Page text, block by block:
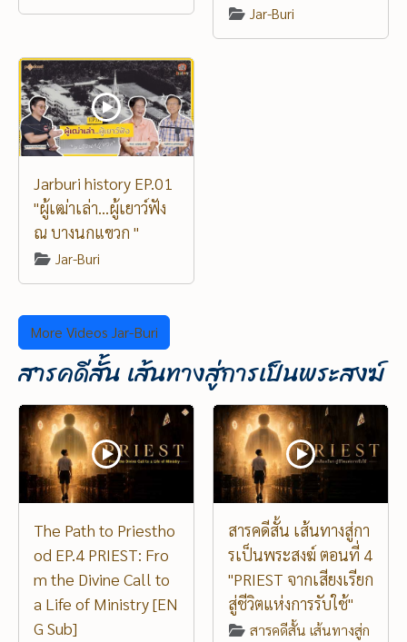
Jar-Buri
Jarburi history EP.01
"ผู้เฒ่าเล่า...ผู้เยาว์ฟัง
ณ บางนกแขวก "
Jar-Buri
More Videos Jar-Buri
สารคดีสั้น เส้นทางสู่การเป็นพระสงฆ์
The Path to Priestho
od EP.4 PRIEST: Fro
m the Divine Call to
a Life of Ministry [EN
G Sub]
สารคดีสั้น เส้นทางสู่กา
รเป็นพระสงฆ์ ตอนที่ 4
"PRIEST จากเสียงเรียก
สู่ชีวิตแห่งการรับใช้"
สารคดีสั้น เส้นทางสู่ก